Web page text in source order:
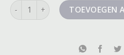
nette korte broek aantal
TOEVOEGEN